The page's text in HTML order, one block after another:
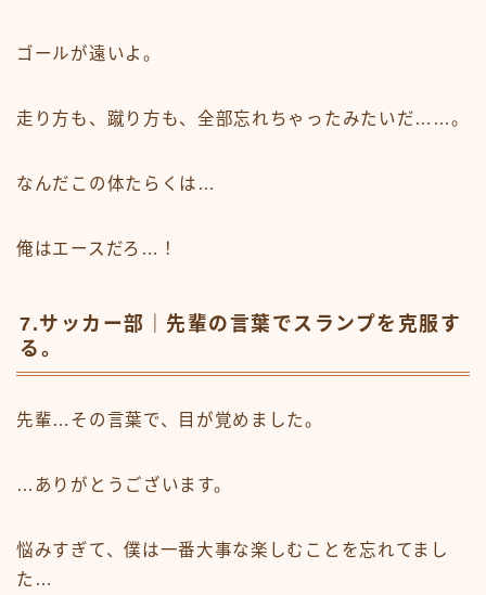
ゴールが遠いよ。
走り方も、蹴り方も、全部忘れちゃったみたいだ……。
なんだこの体たらくは…
俺はエースだろ…！
7.サッカー部｜先輩の言葉でスランプを克服す
る。
先輩…その言葉で、目が覚めました。
…ありがとうございます。
悩みすぎて、僕は一番大事な楽しむことを忘れてまし
た…